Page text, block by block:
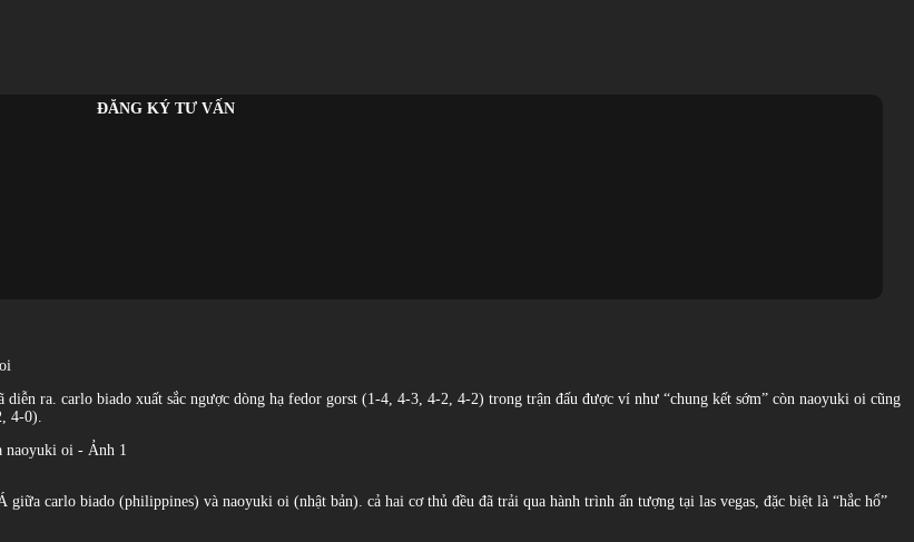
ĐĂNG KÝ TƯ VẤN
ra. carlo biado xuất sắc ngược dòng hạ fedor gorst (1-4, 4-3, 4-2, 4-2) trong trận đấu được ví như “chung kết sớm” còn naoyuki oi cũng
4-0).
carlo biado (philippines) và naoyuki oi (nhật bản). cả hai cơ thủ đều đã trải qua hành trình ấn tượng tại las vegas, đặc biệt là “hắc hổ”